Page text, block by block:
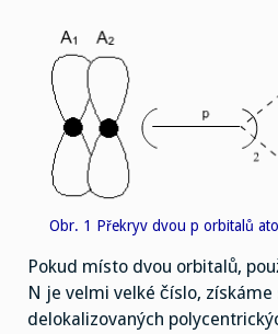
Obr. 1 Překryv dvou p orbitalů
Pokud místo dvou orbitalů,
N je velmi velké číslo, získáme
delokalizovaných